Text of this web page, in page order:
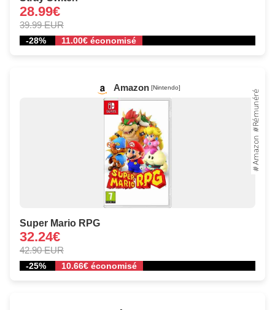
28.99€
39.99 EUR
-28% 11.00€ économisé
Amazon [Nintendo]
Super Mario RPG
32.24€
42.90 EUR
-25% 10.66€ économisé